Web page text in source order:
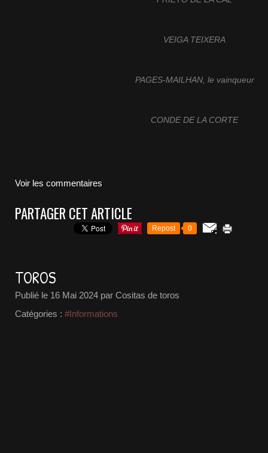
VEIGA TEIXERA
PAGES-MAILHAN, le vainqueur
CONDE DE LA CORTE
Voir les commentaires
PARTAGER CET ARTICLE
Repost 0
TOROS
Publié le 16 Mai 2024 par Cositas de toros
Catégories : #Informations